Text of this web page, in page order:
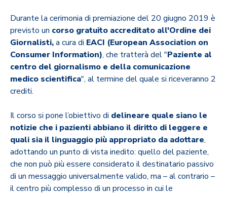
Durante la cerimonia di premiazione del 20 giugno 2019 è
previsto un corso gratuito accreditato all'Ordine dei
Giornalisti,a cura di EACI (European Association on
Consumer Information), che tratterà del "Paziente al
centro del giornalismo e della comunicazione
medico scientifica", al termine del quale si riceveranno 2
crediti.
Il corso si pone l’obiettivo di delineare quale siano le
notizie che i pazienti abbiano il diritto di leggere e
quali sia il linguaggio più appropriato da adottare,
adottando un punto di vista inedito: quello del paziente,
che non può più essere considerato il destinatario passivo
di un messaggio universalmente valido, ma – al contrario –
il centro più complesso di un processo in cui le